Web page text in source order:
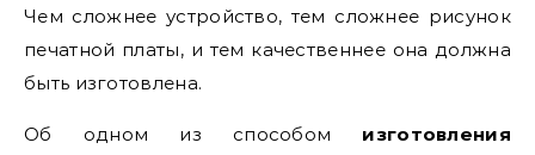
Чем сложнее устройство, тем сложнее рисунок
печатной платы, и тем качественнее она должна
быть изготовлена.
Об одном из способом изготовления